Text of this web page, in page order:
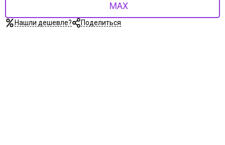
MAX
Нашли дешевле? Поделиться